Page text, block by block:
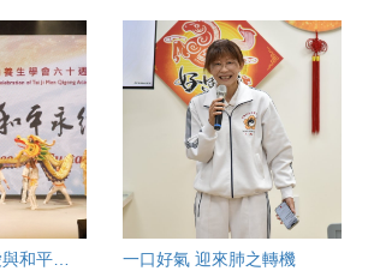
一口好氣 迎來肺之轉機